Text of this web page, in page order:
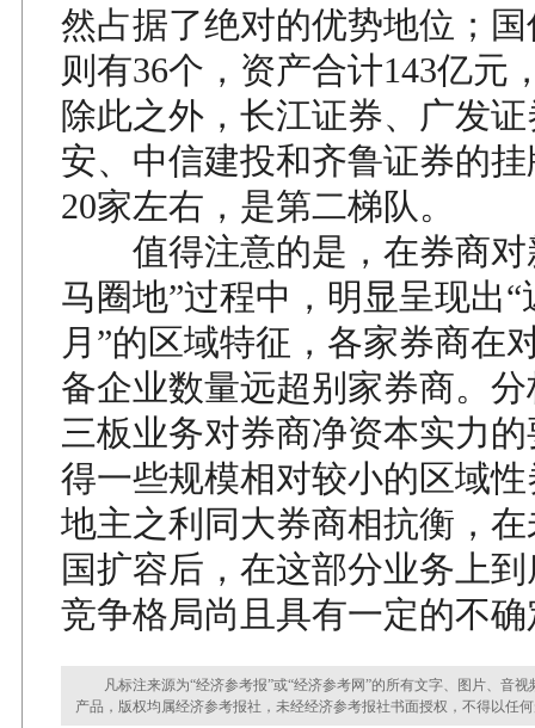
然占据了绝对的优势地位；
则有36个，资产合计143亿元
除此之外，长江证券、广发
安、中信建投和齐鲁证券的
20家左右，是第二梯队。
值得注意的是，在券商对
马圈地”过程中，明显呈现出
月”的区域特征，各家券商在
备企业数量远超别家券商。
三板业务对券商净资本实力
得一些规模相对较小的区域
地主之利同大券商相抗衡，
国扩容后，在这部分业务上
竞争格局尚且具有一定的不
凡标注来源为“经济参考报”或“经济参考网”的所有文字、图片、音视
产品，版权均属经济参考报社，未经经济参考报社书面授权，不得以任